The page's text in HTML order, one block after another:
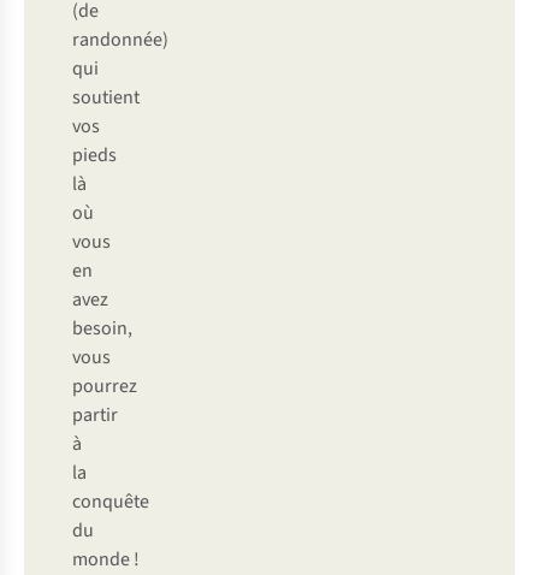
(de
randonnée)
qui
soutient
vos
pieds
là
où
vous
en
avez
besoin,
vous
pourrez
partir
à
la
conquête
du
monde !